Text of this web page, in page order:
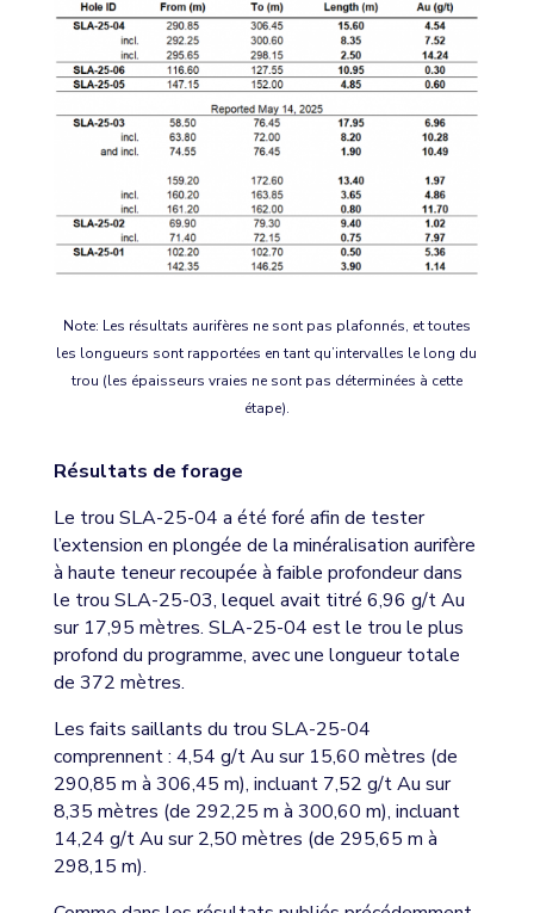
Note: Les résultats aurifères ne sont pas plafonnés, et toutes
les longueurs sont rapportées en tant qu’intervalles le long du
trou (les épaisseurs vraies ne sont pas déterminées à cette
étape).
Résultats de forage
Le trou SLA-25-04 a été foré afin de tester
l’extension en plongée de la minéralisation aurifère
à haute teneur recoupée à faible profondeur dans
le trou SLA-25-03, lequel avait titré 6,96 g/t Au
sur 17,95 mètres. SLA-25-04 est le trou le plus
profond du programme, avec une longueur totale
de 372 mètres.
Les faits saillants du trou SLA-25-04
comprennent : 4,54 g/t Au sur 15,60 mètres (de
290,85 m à 306,45 m), incluant 7,52 g/t Au sur
8,35 mètres (de 292,25 m à 300,60 m), incluant
14,24 g/t Au sur 2,50 mètres (de 295,65 m à
298,15 m).